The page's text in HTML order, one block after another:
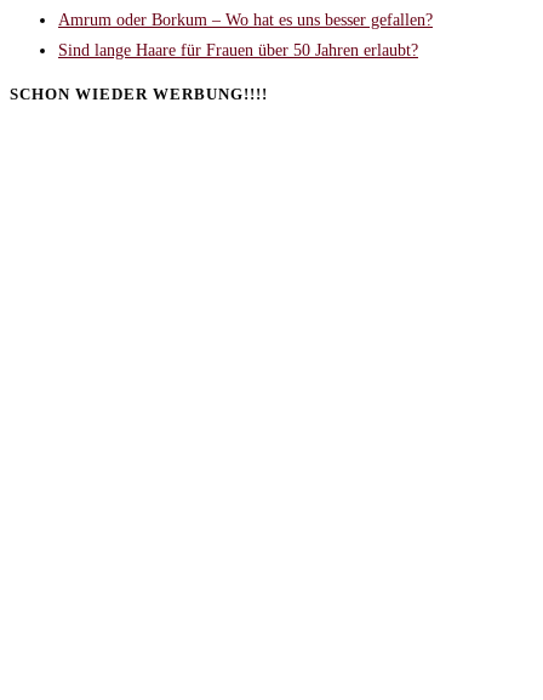
Amrum oder Borkum – Wo hat es uns besser gefallen?
Sind lange Haare für Frauen über 50 Jahren erlaubt?
SCHON WIEDER WERBUNG!!!!